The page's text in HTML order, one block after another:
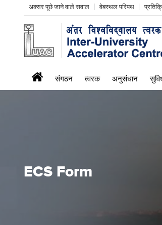
Header
Left
menu
अक्सर पूछे जाने वाले सवाल वेबस्थल परिपथ
iuac
menu
संगठन त्वरक अनुसंधान
ECS Form